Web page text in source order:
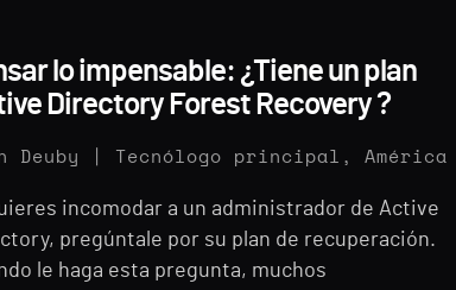
lo impensable: ¿Tiene un plan
Directory Forest Recovery ?
Deuby | Tecnólogo principal, América
incomodar a un administrador de Active
pregúntale por su plan de recuperación.
le haga esta pregunta, muchos